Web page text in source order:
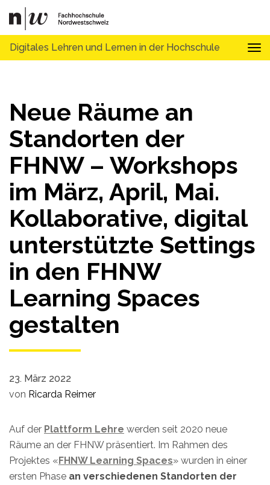
Digitales Lehren und Lernen in der Hochschule
Neue Räume an
Standorten der
FHNW – Workshops
im März, April, Mai.
Kollaborative, digital
unterstützte Settings
in den FHNW
Learning Spaces
gestalten
23. März 2022
von Ricarda Reimer
Auf der Plattform Lehre werden seit 2020 neue
Räume an der FHNW präsentiert. Im Rahmen des
Projektes «FHNW Learning Spaces» wurden in einer
ersten Phase an verschiedenen Standorten der